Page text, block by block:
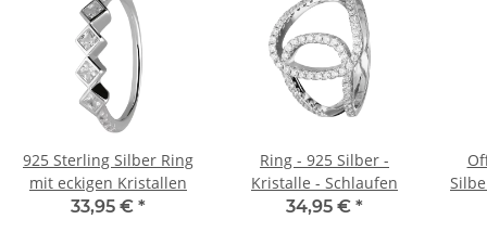
925 Sterling Silber Ring
mit eckigen Kristallen
33,95 € *
Ring - 925 Silber -
Kristalle - Schlaufen
34,95 € *